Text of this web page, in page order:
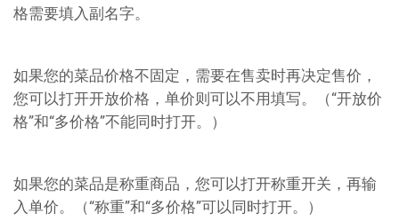
格需要填入副名字。
如果您的菜品价格不固定，需要在售卖时再决定售价，
您可以打开开放价格，单价则可以不用填写。（“开放价
格”和“多价格”不能同时打开。）
如果您的菜品是称重商品，您可以打开称重开关，再输
入单价。（“称重”和“多价格”可以同时打开。）